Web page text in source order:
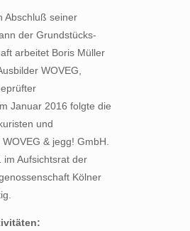
Abschluß seiner
der Grundstücks-
arbeitet Boris Müller
WOVEG,
Januar 2016 folgte die
und
& jegg! GmbH.
im Aufsichtsrat der
Kölner